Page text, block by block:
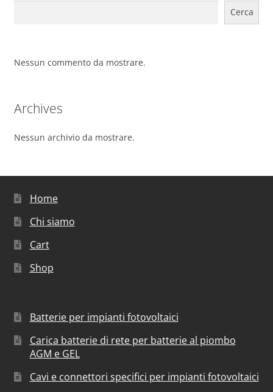
Cerca
Nessun commento da mostrare.
Archives
Nessun archivio da mostrare.
Home
Chi siamo
Cart
Shop
Batterie per impianti fotovoltaici
Carica batterie di rete per batterie al piombo
AGM e GEL
Cavi e connettori specifici per impianti fotovoltaici